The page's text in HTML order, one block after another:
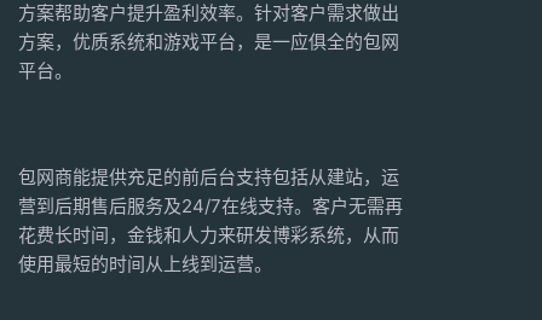
方案帮助客户提升盈利效率。针对客户需求做出
方案，优质系统和游戏平台，是一应俱全的包网
平台。
包网商能提供充足的前后台支持包括从建站，运
营到后期售后服务及24/7在线支持。客户无需再
花费长时间，金钱和人力来研发博彩系统，从而
使用最短的时间从上线到运营。